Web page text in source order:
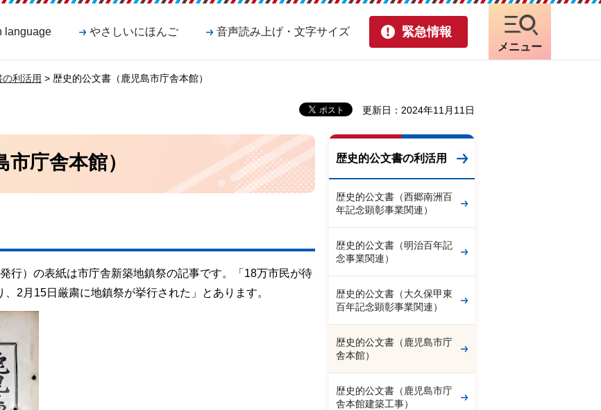
language やさしいにほんご 音声読み上げ・文字サイズ 緊急情報
メニュー
利活用 > 歴史的公文書（鹿児島市庁舎本館）
更新日：2024年11月11日
庁舎本館）
行）の表紙は市庁舎新築地鎮祭の記事です。「18万市民が待
2月15日厳粛に地鎮祭が挙行された」とあります。
歴史的公文書の利活用
歴史的公文書（西郷南洲百
年記念顕彰事業関連）
歴史的公文書（明治百年記
念事業関連）
歴史的公文書（大久保甲東
百年記念顕彰事業関連）
歴史的公文書（鹿児島市庁
舎本館）
歴史的公文書（鹿児島市庁
舎本館建築工事）